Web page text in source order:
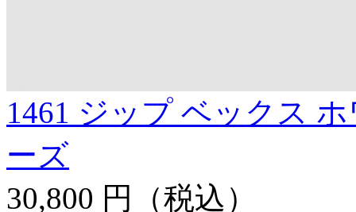
1461 ジップ ベックス
ーズ
30,800 円
（税込）